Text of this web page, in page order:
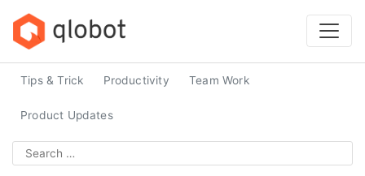
content
Tips & Trick Productivity Team Work
Product Updates
Search
for: